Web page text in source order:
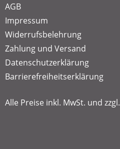
AGB
Impressum
Widerrufsbelehrung
Zahlung und Versand
Datenschutzerklärung
Barrierefreiheitserklärung
Alle Preise inkl. MwSt. und zzgl.